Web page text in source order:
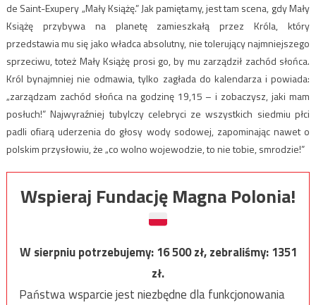
de Saint-Exupery „Mały Książę.” Jak pamiętamy, jest tam scena, gdy Mały
Książę przybywa na planetę zamieszkałą przez Króla, który
przedstawia mu się jako władca absolutny, nie tolerujący najmniejszego
sprzeciwu, toteż Mały Książę prosi go, by mu zarządził zachód słońca.
Król bynajmniej nie odmawia, tylko zagłada do kalendarza i powiada:
„zarządzam zachód słońca na godzinę 19,15 – i zobaczysz, jaki mam
posłuch!” Najwyraźniej tubylczy celebryci ze wszystkich siedmiu płci
padli ofiarą uderzenia do głosy wody sodowej, zapominając nawet o
polskim przysłowiu, że „co wolno wojewodzie, to nie tobie, smrodzie!”
Wspieraj Fundację Magna Polonia!
W sierpniu potrzebujemy:16 500zł, zebraliśmy:1351
zł.
Państwa wsparcie jest niezbędne dla funkcjonowania